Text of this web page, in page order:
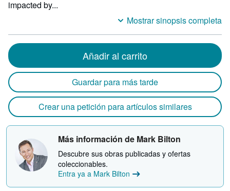
impacted by...
Mostrar sinopsis completa
Añadir al carrito
Guardar para más tarde
Crear una petición para artículos similares
Más información de Mark Bilton
Descubre sus obras publicadas y ofertas
coleccionables.
Entra ya a Mark Bilton